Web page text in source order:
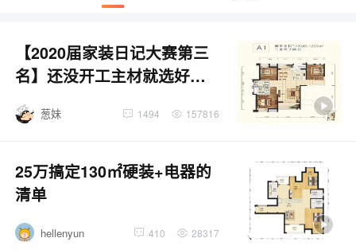
【2020届家装日记大赛第三
名】还没开工主材就选好
了！这也太积极了
葱妹 1494 157816
25万搞定130㎡硬装+电器的
清单
hellenyun 410 28317